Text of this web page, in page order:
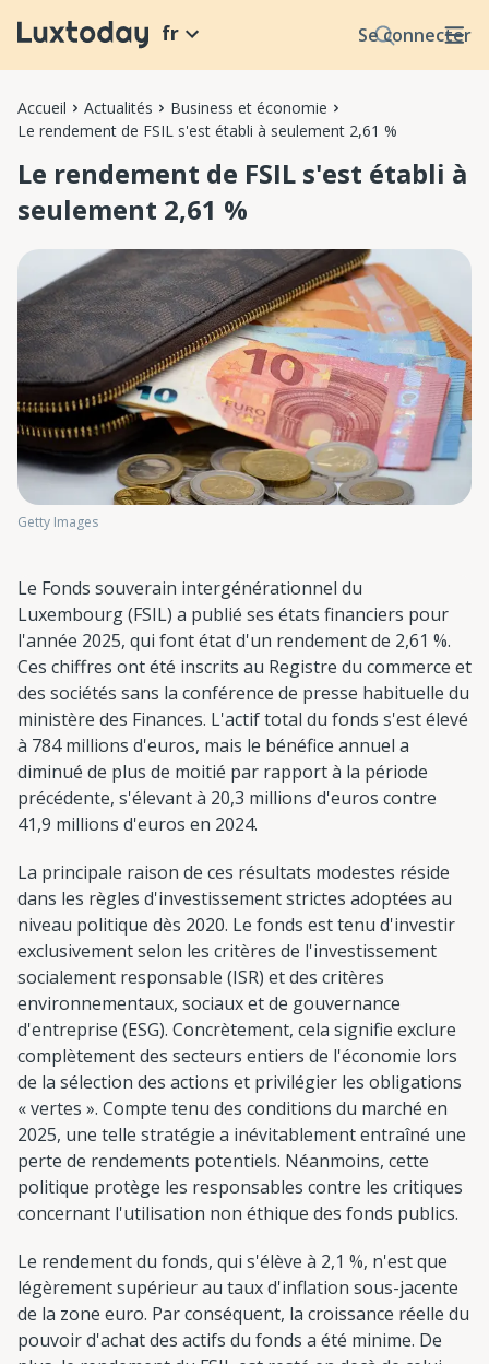
Se connecter
fr
Accueil Actualités
Business et économie
Le rendement de FSIL s'est établi à seulement 2,61 %
Le rendement de FSIL s'est établi à
seulement 2,61 %
Getty Images
Le Fonds souverain intergénérationnel du
Luxembourg (FSIL) a publié ses états financiers pour
l'année 2025, qui font état d'un rendement de 2,61 %.
Ces chiffres ont été inscrits au Registre du commerce et
des sociétés sans la conférence de presse habituelle du
ministère des Finances. L'actif total du fonds s'est élevé
à 784 millions d'euros, mais le bénéfice annuel a
diminué de plus de moitié par rapport à la période
précédente, s'élevant à 20,3 millions d'euros contre
41,9 millions d'euros en 2024.
La principale raison de ces résultats modestes réside
dans les règles d'investissement strictes adoptées au
niveau politique dès 2020. Le fonds est tenu d'investir
exclusivement selon les critères de l'investissement
socialement responsable (ISR) et des critères
environnementaux, sociaux et de gouvernance
d'entreprise (ESG). Concrètement, cela signifie exclure
complètement des secteurs entiers de l'économie lors
de la sélection des actions et privilégier les obligations
« vertes ». Compte tenu des conditions du marché en
2025, une telle stratégie a inévitablement entraîné une
perte de rendements potentiels. Néanmoins, cette
politique protège les responsables contre les critiques
concernant l'utilisation non éthique des fonds publics.
Le rendement du fonds, qui s'élève à 2,1 %, n'est que
légèrement supérieur au taux d'inflation sous-jacente
de la zone euro. Par conséquent, la croissance réelle du
pouvoir d'achat des actifs du fonds a été minime. De